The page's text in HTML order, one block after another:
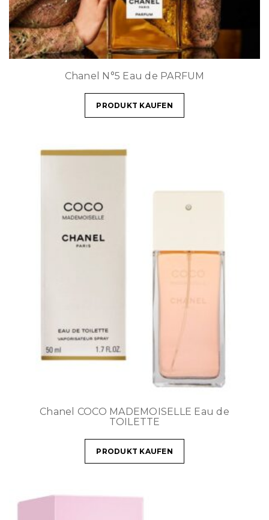
Chanel N°5 Eau de PARFUM
PRODUKT KAUFEN
Chanel COCO MADEMOISELLE Eau de
TOILETTE
PRODUKT KAUFEN